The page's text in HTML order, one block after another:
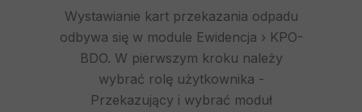
Wystawianie kart przekazania odpadu
odbywa się w module Ewidencja › KPO-
BDO. W pierwszym kroku należy
wybrać rolę użytkownika -
Przekazujący i wybrać moduł